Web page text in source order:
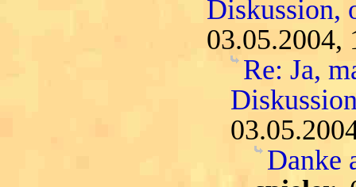
Diskussion,
03.05.2004,
Re: Ja,
Danke